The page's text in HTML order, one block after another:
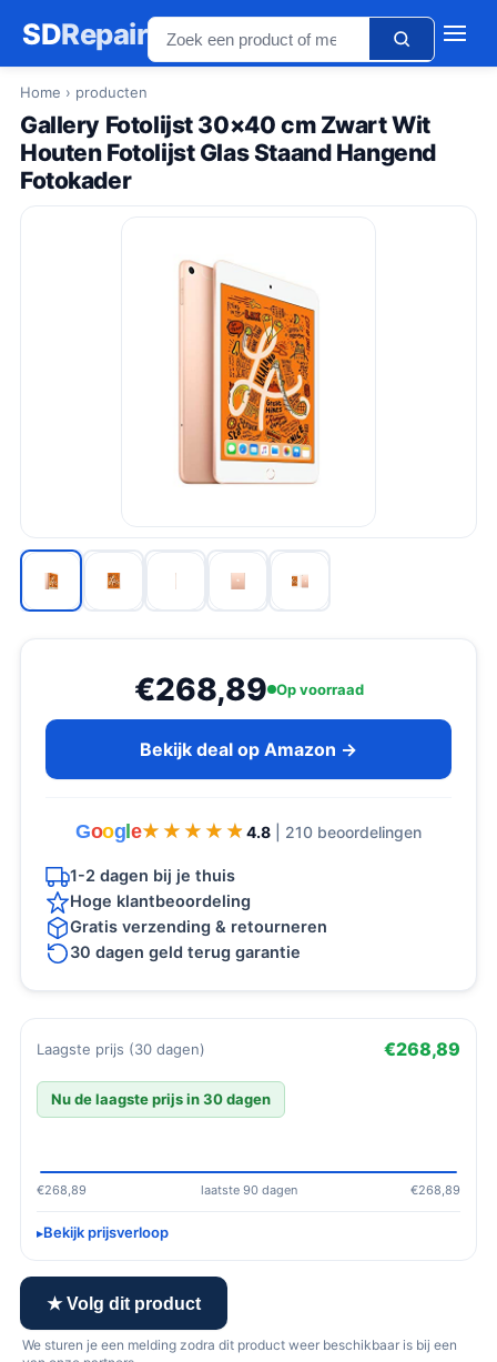
SDRepair
Home › producten
Gallery Fotolijst 30×40 cm Zwart Wit
Houten Fotolijst Glas Staand Hangend
Fotokader
€268,89 Op voorraad
Bekijk deal op Amazon →
Goog e★★★★★
★★★★★ 4.8 | 210 beoordelingen
1-2 dagen bij je thuis
Hoge klantbeoordeling
Gratis verzending & retourneren
30 dagen geld terug garantie
Laagste prijs (30 dagen) €268,89
Nu de laagste prijs in 30 dagen
€268,89 laatste 90 dagen €268,89
Bekijk prijsverloop
★ Volg dit product
We sturen je een melding zodra dit product weer beschikbaar is bij een